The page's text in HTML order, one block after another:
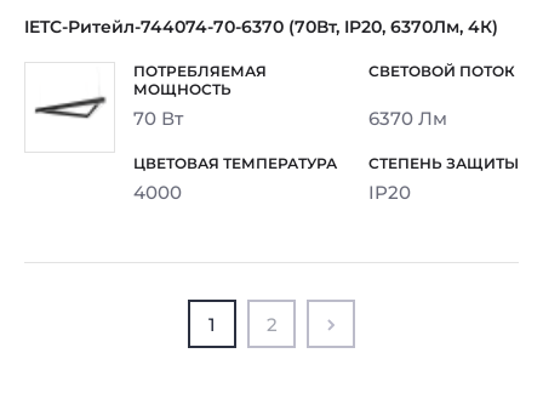
IETC-Ритейл-744074-70-6370 (70Вт, IP20, 6370Лм, 4К)
70 Вт 6370 Лм
4000 IP20
1 2